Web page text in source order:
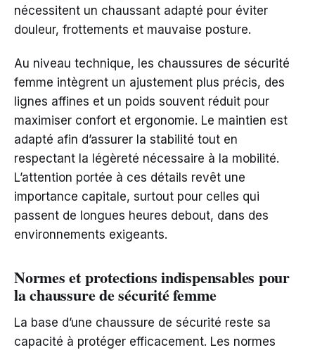
nécessitent un chaussant adapté pour éviter
douleur, frottements et mauvaise posture.
Au niveau technique, les chaussures de sécurité
femme intègrent un ajustement plus précis, des
lignes affines et un poids souvent réduit pour
maximiser confort et ergonomie. Le maintien est
adapté afin d’assurer la stabilité tout en
respectant la légèreté nécessaire à la mobilité.
L’attention portée à ces détails revêt une
importance capitale, surtout pour celles qui
passent de longues heures debout, dans des
environnements exigeants.
Normes et protections indispensables pour
la chaussure de sécurité femme
La base d’une chaussure de sécurité reste sa
capacité à protéger efficacement. Les normes